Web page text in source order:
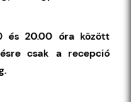
és 20.00 óra között
csak a recepció